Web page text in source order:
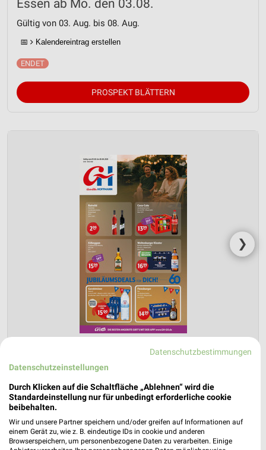
Essen ab Mo. den 03.08.
Gültig von 03. Aug. bis 08. Aug.
📅 Kalendereintrag erstellen
PROSPEKT BLÄTTERN
❯
Getränke HOFFMANN Prospekt für
Nürnberg ab Mo. den 03.08.
Gültig von 03. Aug. bis 08. Aug.
📅 Kalendereintrag erstellen
Datenschutzbestimmungen
Datenschutzeinstellungen
Durch Klicken auf die Schaltfläche „Ablehnen“ wird die
Standardeinstellung nur für unbedingt erforderliche cookie
beibehalten.
Wir und unsere Partner speichern und/oder greifen auf Informationen auf
einem Gerät zu, wie z. B. eindeutige IDs in cookie und anderen
Browserspeichern, um personenbezogene Daten zu verarbeiten. Einige